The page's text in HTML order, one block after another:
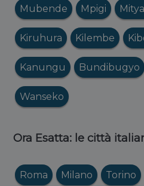
Mubende Mpigi
Kiruhura Kilembe
Kanungu Bundibugyo
Wanseko
Ora Esatta: le città
Roma Milano Torino